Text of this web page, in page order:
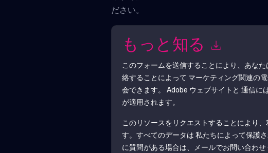
ださい。
もっと知る
このフォームを送信することにより、あな
絡することによって マーケティング関連の
会できます。Adobe ウェブサイトと 通信に
が適用されます。
このリソースをリクエストすることにより
す。すべてのデータは 私たちによって保護
に質問がある場合は、メールでお問い合わせ